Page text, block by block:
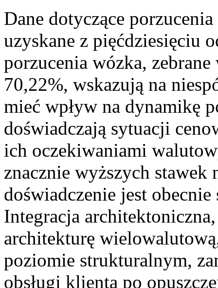
Dane dotyczące
uzyskane z pięćdziesięciu
porzucenia wózka,
70,22%, wskazują na
mieć wpływ na dynamikę
doświadczają sytuacji
ich oczekiwaniami
znacznie wyższych
doświadczenie jest
Integracja
architekturę
poziomie strukturalnym,
obsługi klienta po